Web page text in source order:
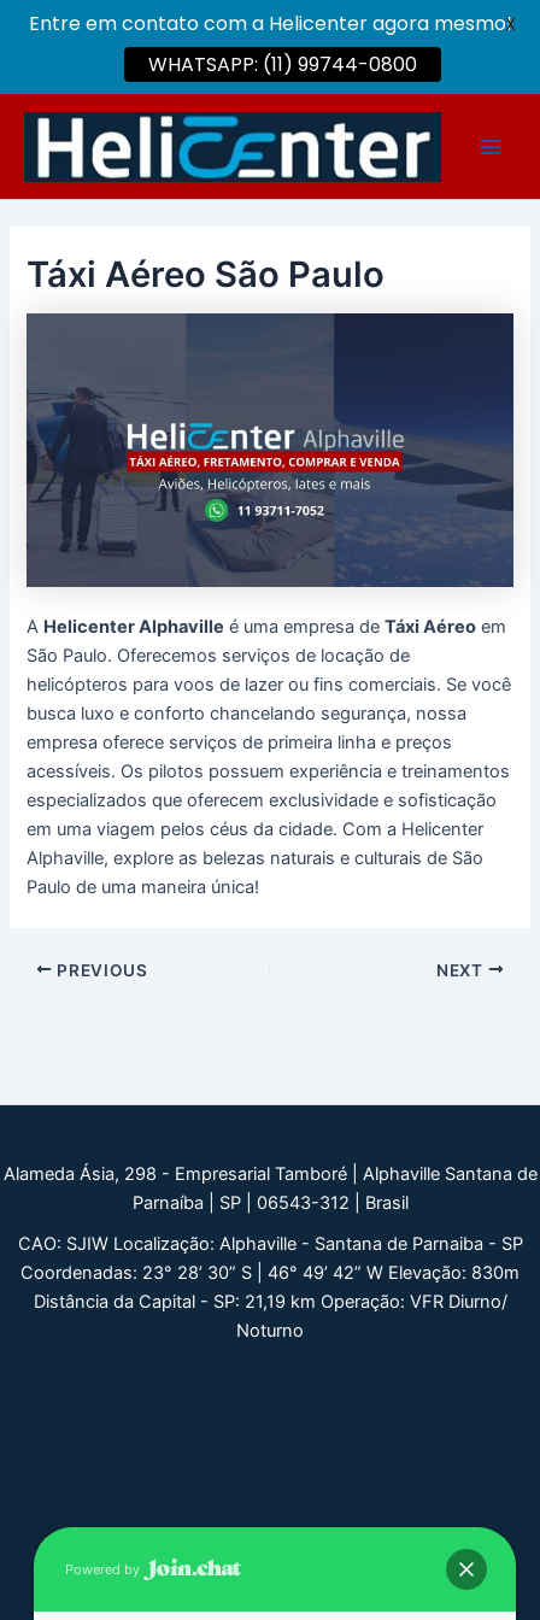
conteúdo
Táxi Aéreo São Paulo
A Helicenter Alphaville é uma empresa deTáxi Aéreo em
São Paulo. Oferecemos serviços de locação de
helicópteros para voos de lazer ou fins comerciais. Se você
busca luxo e conforto chancelando segurança, nossa
empresa oferece serviços de primeira linha e preços
acessíveis. Os pilotos possuem experiência e treinamentos
especializados que oferecem exclusividade e sofisticação
em uma viagem pelos céus da cidade. Com a Helicenter
Alphaville, explore as belezas naturais e culturais de São
Paulo de uma maneira única!
Post
PREVIOUS NEXT
Alameda Ásia, 298 - Empresarial Tamboré | Alphaville Santana de
Parnaíba | SP | 06543-312 | Brasil
CAO: SJIW Localização: Alphaville - Santana de Parnaiba - SP
Coordenadas: 23° 28’ 30” S | 46° 49’ 42” W Elevação: 830m
Distância da Capital - SP: 21,19 km Operação: VFR Diurno/
Noturno
Entre em contato com a Helicenter agora mesmo!
WHATSAPP: (11) 99744-0800
X
Powered by